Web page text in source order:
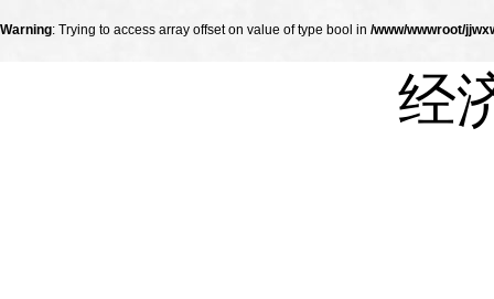
Warning: Trying to access array offset on value of type bool in /www/wwwroot/
经